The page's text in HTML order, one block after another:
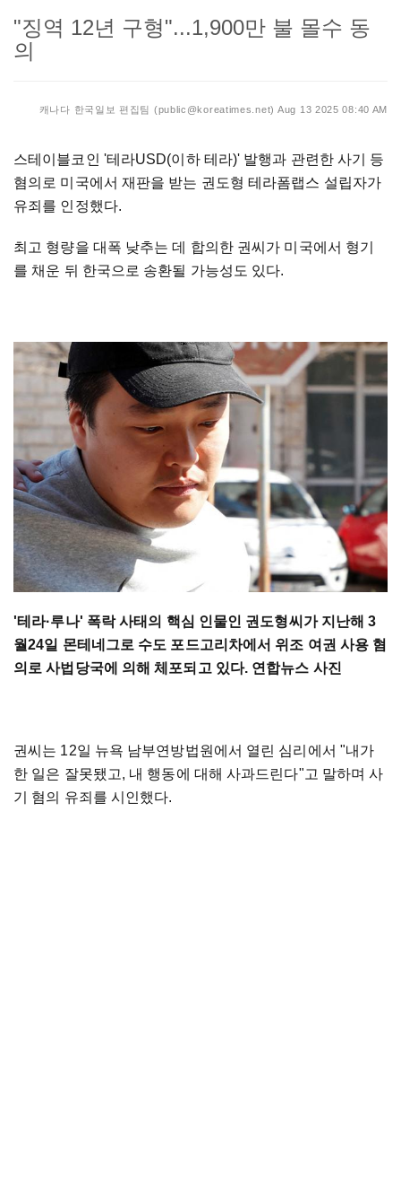
"징역 12년 구형"...1,900만 불 몰수 동
의
캐나다 한국일보 편집팀 (public@koreatimes.net) Aug 13 2025 08:40 AM
스테이블코인 '테라USD(이하 테라)' 발행과 관련한 사기 등
혐의로 미국에서 재판을 받는 권도형 테라폼랩스 설립자가
유죄를 인정했다.
최고 형량을 대폭 낮추는 데 합의한 권씨가 미국에서 형기
를 채운 뒤 한국으로 송환될 가능성도 있다.
'테라·루나' 폭락 사태의 핵심 인물인 권도형씨가 지난해 3
월24일 몬테네그로 수도 포드고리차에서 위조 여권 사용 혐
의로 사법당국에 의해 체포되고 있다. 연합뉴스 사진
권씨는 12일 뉴욕 남부연방법원에서 열린 심리에서 "내가
한 일은 잘못됐고, 내 행동에 대해 사과드린다"고 말하며 사
기 혐의 유죄를 시인했다.